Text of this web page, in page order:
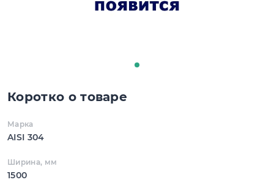
Коротко о товаре
Марка
AISI 304
Ширина, мм
1500